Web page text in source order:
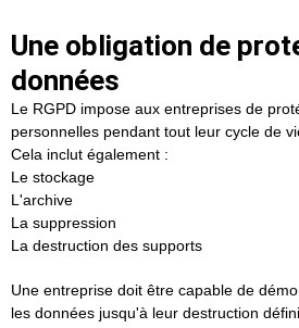
Une obligation de
données
Le RGPD impose aux entreprises de
personnelles pendant tout leur cycle de
Cela inclut également :
Le stockage
L'archive
La suppression
La destruction des supports
Une entreprise doit être capable de
les données jusqu'à leur destruction